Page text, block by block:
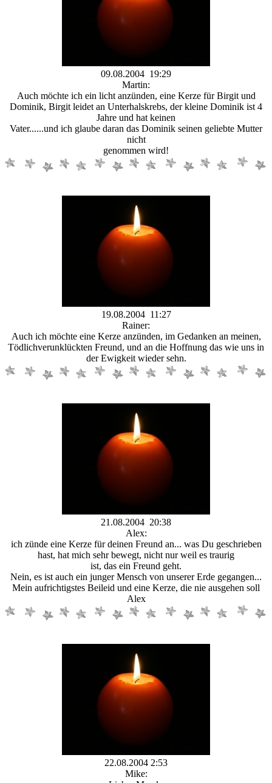
09.08.2004 19:29
Martin:
Auch möchte ich ein licht anzünden, eine Kerze für Birgit und
Dominik, Birgit leidet an Unterhalskrebs, der kleine Dominik ist 4
Jahre und hat keinen
Vater......und ich glaube daran das Dominik seinen geliebte Mutter
nicht
genommen wird!
19.08.2004 11:27
Rainer:
Auch ich möchte eine Kerze anzünden, im Gedanken an meinen,
Tödlichverunklückten Freund, und an die Hoffnung das wie uns in
der Ewigkeit wieder sehn.
21.08.2004 20:38
Alex:
ich zünde eine Kerze für deinen Freund an... was Du geschrieben
hast, hat mich sehr bewegt, nicht nur weil es traurig
ist, das ein Freund geht.
Nein, es ist auch ein junger Mensch von unserer Erde gegangen...
Mein aufrichtigstes Beileid und eine Kerze, die nie ausgehen soll
Alex
22.08.2004 2:53
Mike: